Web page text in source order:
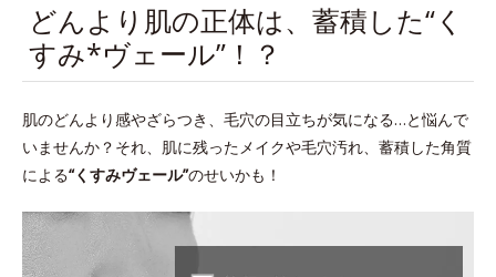
どんより肌の正体は、蓄積した“く
すみ*ヴェール”！？
肌のどんより感やざらつき、毛穴の目立ちが気になる…と悩んで
いませんか？それ、肌に残ったメイクや毛穴汚れ、蓄積した角質
による“くすみヴェール”のせいかも！